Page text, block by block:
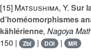
[15] Matsushima, Y. Sur
d’homéomorphismes
kählérienne, Nagoya
150 |
Zbl | DOI | MR